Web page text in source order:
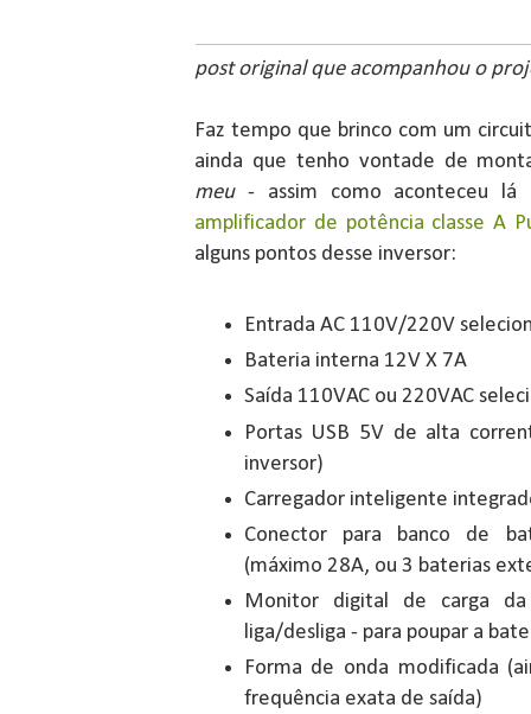
post original que acompanhou o
Faz tempo que brinco com um
ainda que tenho vontade de
meu- assim como aconteceu
amplificador de potência classe A
alguns pontos desse inversor:
Entrada AC 110V/220V
Bateria interna 12V X 7A
Saída 110VAC ou 220VAC
Portas USB 5V de alta
inversor)
Carregador inteligente
Conector para banco de
(máximo 28A, ou 3 baterias
Monitor digital de carga
liga/desliga - para poupar a
Forma de onda modificada
frequência exata de saída)